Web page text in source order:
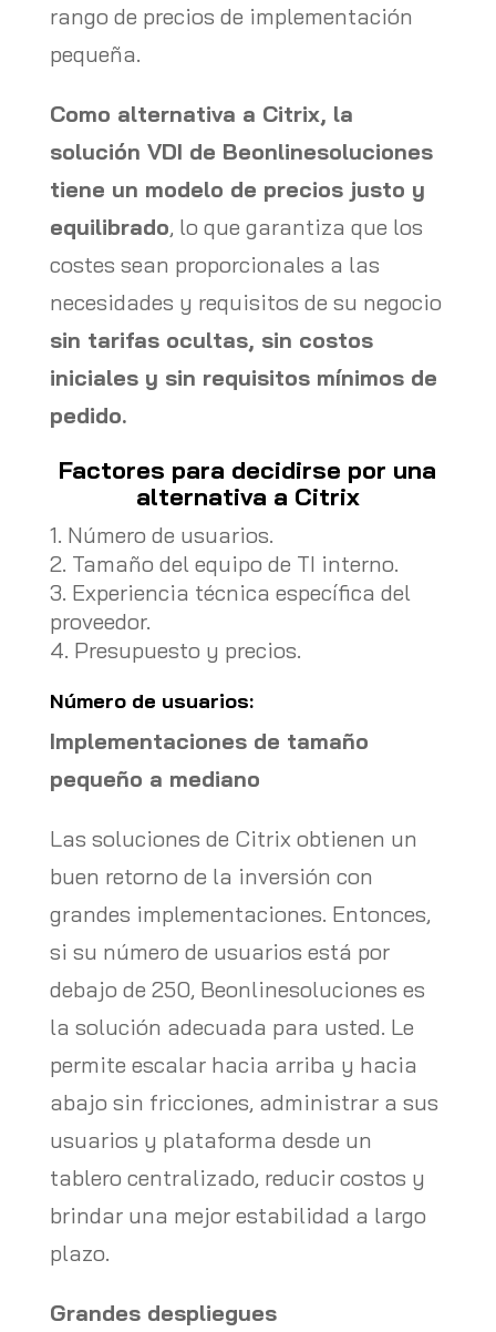
rango de precios de implementación
pequeña.
Como alternativa a Citrix, la
solución VDI de Beonlinesoluciones
tiene un modelo de precios justo y
equilibrado, lo que garantiza que los
costes sean proporcionales a las
necesidades y requisitos de su negocio
sin tarifas ocultas, sin costos
iniciales y sin requisitos mínimos de
pedido.
Factores para decidirse por una
alternativa a Citrix
Número de usuarios.
Tamaño del equipo de TI interno.
Experiencia técnica específica del
proveedor.
Presupuesto y precios.
Número de usuarios:
Implementaciones de tamaño
pequeño a mediano
Las soluciones de Citrix obtienen un
buen retorno de la inversión con
grandes implementaciones. Entonces,
si su número de usuarios está por
debajo de 250, Beonlinesoluciones es
la solución adecuada para usted. Le
permite escalar hacia arriba y hacia
abajo sin fricciones, administrar a sus
usuarios y plataforma desde un
tablero centralizado, reducir costos y
brindar una mejor estabilidad a largo
plazo.
Grandes despliegues